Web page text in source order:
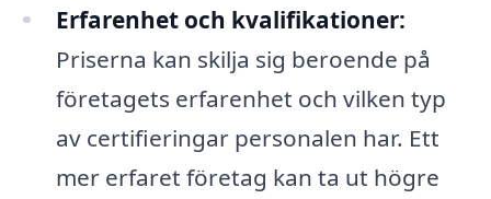
Erfarenhet och kvalifikationer:
Priserna kan skilja sig beroende på
företagets erfarenhet och vilken typ
av certifieringar personalen har. Ett
mer erfaret företag kan ta ut högre